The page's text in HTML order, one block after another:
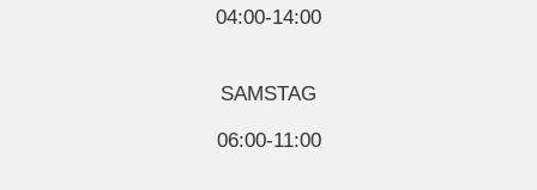
04:00-14:00
SAMSTAG
06:00-11:00